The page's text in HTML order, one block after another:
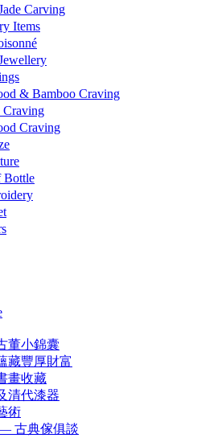
Carving
Items
& Bamboo Craving
Craving
Bottle
董小錦囊
藏豐厚財富
畫收藏
清代漆器
術
古典傢俱談